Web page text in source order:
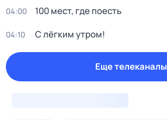
04:00 100 мест, где поесть
04:10 С лёгким утром!
Еще телеканалы